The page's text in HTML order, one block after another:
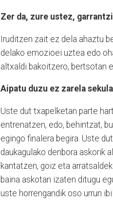
Zer da, zure ustez,
Iruditzen zait ez dela ahaztu
delako emozioei uztea edo
altxaldi bakoitzero, bertsotan
Aipatu duzu ez zarela
Uste dut txapelketan parte
entrenatzen, edo, behintzat,
egingo finalera begira. Uste
daukagulako denbora askorik
kantatzen, goiz eta
baina askotan izaten ditugu
uste horrengandik oso urrun